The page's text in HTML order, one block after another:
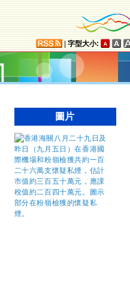
字型大小:
圖片